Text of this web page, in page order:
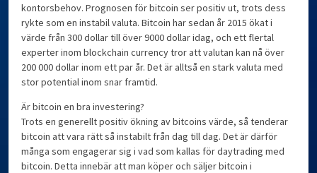
kontorsbehov. Prognosen för bitcoin ser positiv ut, trots dess
rykte som en instabil valuta. Bitcoin har sedan år 2015 ökat i
värde från 300 dollar till över 9000 dollar idag, och ett flertal
experter inom blockchain currency tror att valutan kan nå över
200 000 dollar inom ett par år. Det är alltså en stark valuta med
stor potential inom snar framtid.
Är bitcoin en bra investering?
Trots en generellt positiv ökning av bitcoins värde, så tenderar
bitcoin att vara rätt så instabilt från dag till dag. Det är därför
många som engagerar sig i vad som kallas för daytrading med
bitcoin. Detta innebär att man köper och säljer bitcoin i